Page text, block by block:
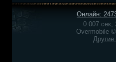
Онлайн:
0.007 сек,
Overmobile
Другие